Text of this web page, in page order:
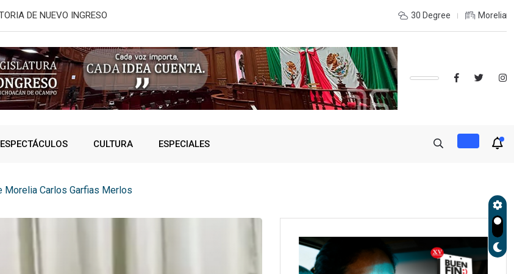
DE NUEVO INGRESO ¿Te llaman de otro estado? Estas ladas son más usadas30 Degree Morelia
ESPECTÁCULOS CULTURA ESPECIALES
Morelia Carlos Garfias Merlos